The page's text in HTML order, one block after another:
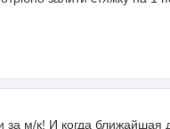
за м/к! И когда ближайшая